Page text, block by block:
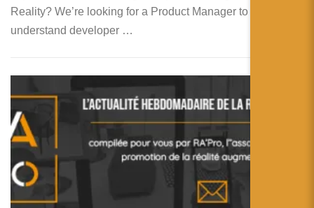
Reality? We’re looking for a Product Manager to
understand developer …